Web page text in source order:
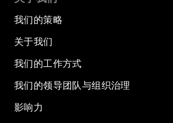
我们的策略
关于我们
我们的工作方式
我们的领导团队与组织治理
影响力